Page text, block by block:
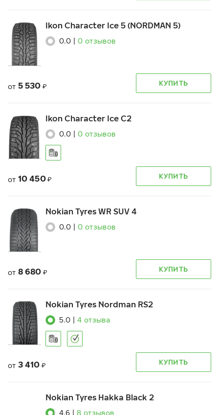
Ikon Character Ice 5 (NORDMAN 5)
0.0 0 отзывов
от 5 530 ₽ КУПИТЬ
Ikon Character Ice C2
0.0 0 отзывов
от 10 450 ₽ КУПИТЬ
Nokian Tyres WR SUV 4
0.0 0 отзывов
от 8 680 ₽ КУПИТЬ
Nokian Tyres Nordman RS2
5.0 4 отзыва
от 3 410 ₽ КУПИТЬ
Nokian Tyres Hakka Black 2
4.6 8 отзывов